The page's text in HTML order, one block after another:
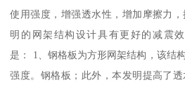
使用强度，增强透水性，增加摩擦力
明的网架结构设计具有更好的减震
是： 1、钢格板为方形网架结构，该结
强度。钢格板；此外，本发明提高了